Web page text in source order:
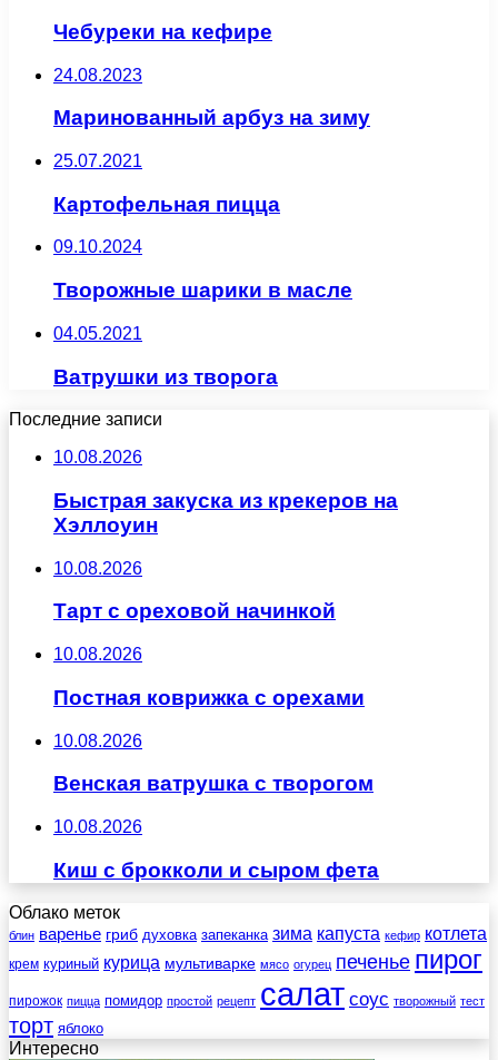
Чебуреки на кефире
24.08.2023
Маринованный арбуз на зиму
25.07.2021
Картофельная пицца
09.10.2024
Творожные шарики в масле
04.05.2021
Ватрушки из творога
Последние записи
10.08.2026
Быстрая закуска из крекеров на
Хэллоуин
10.08.2026
Тарт с ореховой начинкой
10.08.2026
Постная коврижка с орехами
10.08.2026
Венская ватрушка с творогом
10.08.2026
Киш с брокколи и сыром фета
Облако меток
блин варенье гриб духовка запеканка зима капуста кефир котлета
крем куриный курица мультиварке мясо огурец печенье пирог
пирожок пицца помидор простой рецепт салат соус творожный тест
торт яблоко
Интересно